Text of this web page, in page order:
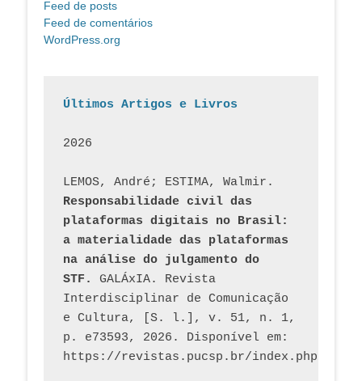
Feed de posts
Feed de comentários
WordPress.org
Últimos Artigos e Livros
2026
Responsabilidade civil das
plataformas digitais no Brasil:
a materialidade das plataformas
na análise do julgamento do
STF.
GALÁxIA. Revista
Interdisciplinar de Comunicação
e Cultura, [S. l.], v. 51, n. 1,
p. e73593, 2026. Disponível em: